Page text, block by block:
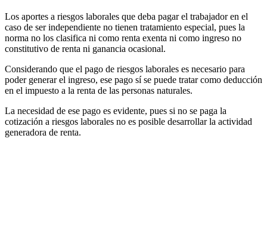
Los aportes a riesgos laborales que deba pagar el trabajador en el
caso de ser independiente no tienen tratamiento especial, pues la
norma no los clasifica ni como renta exenta ni como ingreso no
constitutivo de renta ni ganancia ocasional.
Considerando que el pago de riesgos laborales es necesario para
poder generar el ingreso, ese pago sí se puede tratar como deducción
en el impuesto a la renta de las personas naturales.
La necesidad de ese pago es evidente, pues si no se paga la
cotización a riesgos laborales no es posible desarrollar la actividad
generadora de renta.